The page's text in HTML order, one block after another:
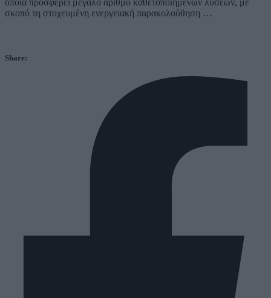
οποία προσφέρει μεγάλο αριθμό καθετοποιημένων λύσεων, με
σκοπό τη στοχευμένη ενεργειακή παρακολούθηση …
Share: